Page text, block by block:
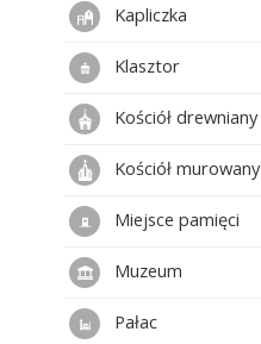
Kapliczka
Klasztor
Kościół drewniany
Kościół murowany
Miejsce pamięci
Muzeum
Pałac